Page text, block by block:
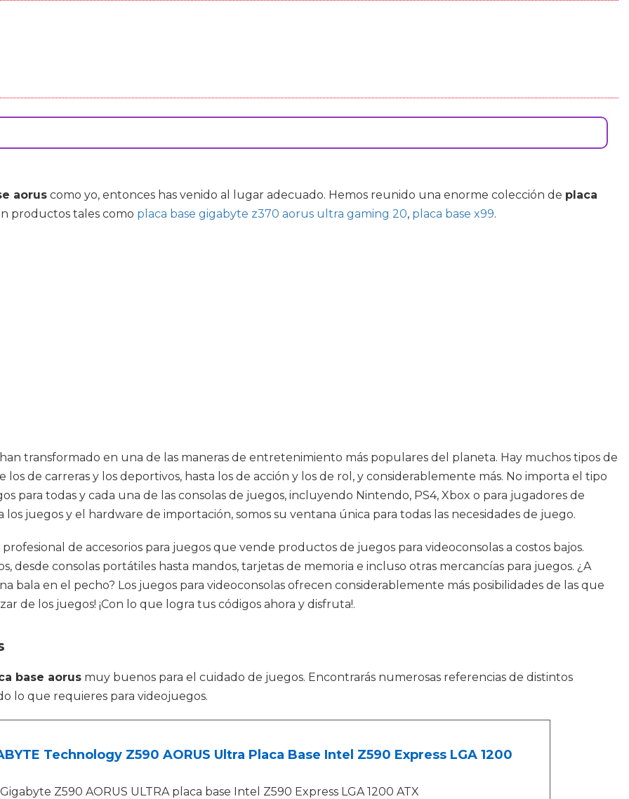
aorus como yo, entonces has venido al lugar adecuado. Hemos reunido una enorme colección de placa
productos tales como placa base gigabyte z370 aorus ultra gaming 20, placa base x99.
transformado en una de las maneras de entretenimiento más populares del planeta. Hay muchos tipos de
de carreras y los deportivos, hasta los de acción y los de rol, y considerablemente más. No importa el tipo
para todas y cada una de las consolas de juegos, incluyendo Nintendo, PS4, Xbox o para jugadores de
juegos y el hardware de importación, somos su ventana única para todas las necesidades de juego.
de accesorios para juegos que vende productos de juegos para videoconsolas a costos bajos.
desde consolas portátiles hasta mandos, tarjetas de memoria e incluso otras mercancías para juegos. ¿A
bala en el pecho? Los juegos para videoconsolas ofrecen considerablemente más posibilidades de las que
de los juegos! ¡Con lo que logra tus códigos ahora y disfruta!.
base aorus muy buenos para el cuidado de juegos. Encontrarás numerosas referencias de distintos
lo que requieres para videojuegos.
Technology Z590 AORUS Ultra Placa Base Intel Z590 Express LGA 1200
Gigabyte Z590 AORUS ULTRA placa base Intel Z590 Express LGA 1200 ATX